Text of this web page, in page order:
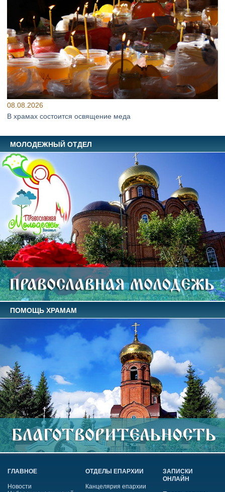
08.08.2026
В храмах состоится освящение меда
МОЛОДЕЖНЫЙ ОТДЕЛ
ПОМОЩЬ ХРАМАМ
ГЛАВНОЕ
Новости
ОТДЕЛЫ ЕПАРХИИ
Канцелярия епархии
ЗАПИСКИ
ОНЛАЙН